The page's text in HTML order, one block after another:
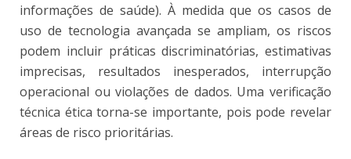
informações de saúde). À medida que os casos de
uso de tecnologia avançada se ampliam, os riscos
podem incluir práticas discriminatórias, estimativas
imprecisas, resultados inesperados, interrupção
operacional ou violações de dados. Uma verificação
técnica ética torna-se importante, pois pode revelar
áreas de risco prioritárias.